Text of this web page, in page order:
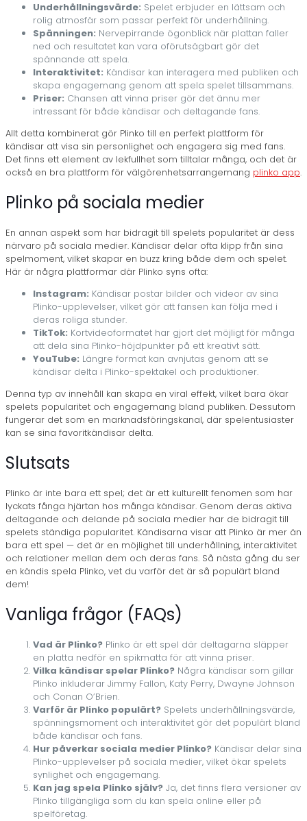
Underhållningsvärde: Spelet erbjuder en lättsam och
rolig atmosfär som passar perfekt för underhållning.
Spänningen: Nervepirrande ögonblick när plattan faller
ned och resultatet kan vara oförutsägbart gör det
spännande att spela.
Interaktivitet: Kändisar kan interagera med publiken och
skapa engagemang genom att spela spelet tillsammans.
Priser: Chansen att vinna priser gör det ännu mer
intressant för både kändisar och deltagande fans.
Allt detta kombinerat gör Plinko till en perfekt plattform för
kändisar att visa sin personlighet och engagera sig med fans.
Det finns ett element av lekfullhet som tilltalar många, och det är
också en bra plattform för välgörenhetsarrangemang plinko app.
Plinko på sociala medier
En annan aspekt som har bidragit till spelets popularitet är dess
närvaro på sociala medier. Kändisar delar ofta klipp från sina
spelmoment, vilket skapar en buzz kring både dem och spelet.
Här är några plattformar där Plinko syns ofta:
Instagram: Kändisar postar bilder och videor av sina
Plinko-upplevelser, vilket gör att fansen kan följa med i
deras roliga stunder.
TikTok: Kortvideoformatet har gjort det möjligt för många
att dela sina Plinko-höjdpunkter på ett kreativt sätt.
YouTube: Längre format kan avnjutas genom att se
kändisar delta i Plinko-spektakel och produktioner.
Denna typ av innehåll kan skapa en viral effekt, vilket bara ökar
spelets popularitet och engagemang bland publiken. Dessutom
fungerar det som en marknadsföringskanal, där spelentusiaster
kan se sina favoritkändisar delta.
Slutsats
Plinko är inte bara ett spel; det är ett kulturellt fenomen som har
lyckats fånga hjärtan hos många kändisar. Genom deras aktiva
deltagande och delande på sociala medier har de bidragit till
spelets ständiga popularitet. Kändisarna visar att Plinko är mer än
bara ett spel — det är en möjlighet till underhållning, interaktivitet
och relationer mellan dem och deras fans. Så nästa gång du ser
en kändis spela Plinko, vet du varför det är så populärt bland
dem!
Vanliga frågor (FAQs)
Vad är Plinko? Plinko är ett spel där deltagarna släpper
en platta nedför en spikmatta för att vinna priser.
Vilka kändisar spelar Plinko? Några kändisar som gillar
Plinko inkluderar Jimmy Fallon, Katy Perry, Dwayne Johnson
och Conan O’Brien.
Varför är Plinko populärt? Spelets underhållningsvärde,
spänningsmoment och interaktivitet gör det populärt bland
både kändisar och fans.
Hur påverkar sociala medier Plinko? Kändisar delar sina
Plinko-upplevelser på sociala medier, vilket ökar spelets
synlighet och engagemang.
Kan jag spela Plinko själv? Ja, det finns flera versioner av
Plinko tillgängliga som du kan spela online eller på
spelföretag.